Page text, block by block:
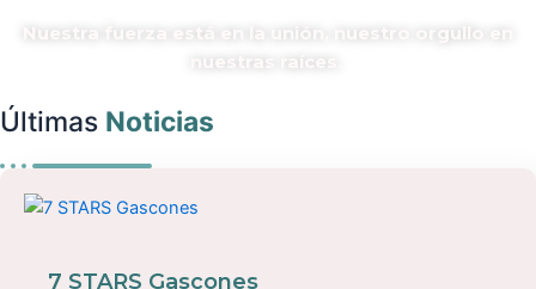
Nuestra fuerza está en la unión, nuestro orgullo en
nuestras raíces.
Últimas Noticias
7 STARS Gascones